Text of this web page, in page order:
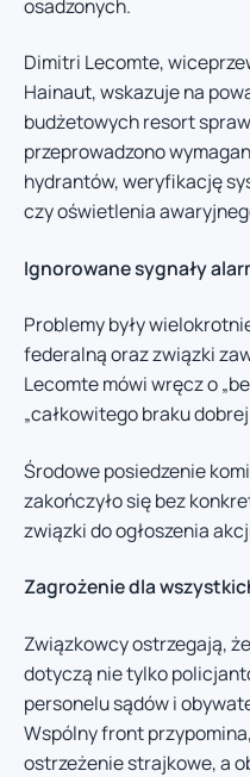
osadzonych.
Dimitri Lecomte,
Hainaut, wskazuje na
budżetowych resort
przeprowadzono
hydrantów, weryfikację
czy oświetlenia
Ignorowane sygnały
Problemy były
federalną oraz związki
Lecomte mówi wręcz o
„całkowitego braku
Środowe posiedzenie
zakończyło się bez
związki do ogłoszenia
Zagrożenie dla
Związkowcy ostrzegają,
dotyczą nie tylko
personelu sądów i
Wspólny front
ostrzeżenie strajkowe, a